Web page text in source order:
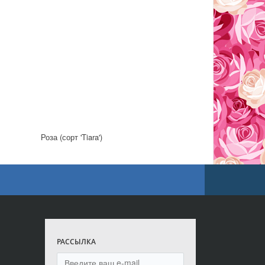
Роза (сорт 'Tiara')
РАССЫЛКА